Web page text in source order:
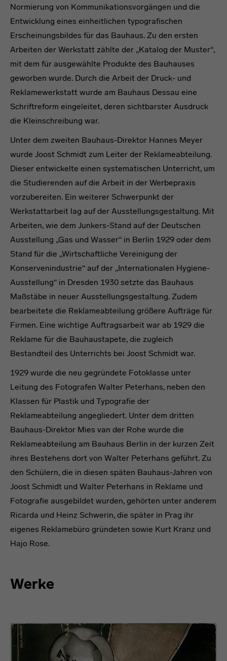
Normierung von Kommunikationsvorgängen und die
Entwicklung eines einheitlichen typografischen
Erscheinungsbildes für das Bauhaus. Zu den ersten
Arbeiten der Werkstatt zählte der „Katalog der Muster“,
mit dem für ausgewählte Produkte des Bauhauses
geworben wurde. Durch die Arbeit der Druck- und
Reklamewerkstatt wurde am Bauhaus Dessau eine
Schriftreform eingeleitet, deren sichtbarster Ausdruck
die Kleinschreibung war.
Unter dem zweiten Bauhaus-Direktor Hannes Meyer
wurde Joost Schmidt zum Leiter der Reklameabteilung.
Dieser entwickelte einen systematischen Unterricht, um
die Studierenden auf die Arbeit in der Werbepraxis
vorzubereiten. Ein weiterer Schwerpunkt der
Werkstattarbeit lag auf der Ausstellungsgestaltung. Mit
Arbeiten, wie dem Junkers-Stand auf der Deutschen
Ausstellung „Gas und Wasser“ in Berlin 1929 oder dem
Stand für die „Wirtschaftliche Vereinigung der
Konservenindustrie“ auf der „Internationalen Hygiene-
Ausstellung“ in Dresden 1930 setzte das Bauhaus
Maßstäbe in neuer Ausstellungsgestaltung. Zudem
bearbeitete die Reklameabteilung größere Aufträge für
Firmen. Eine wichtige Auftragsarbeit war ab 1929 die
Reklame für die Bauhaustapete, die zugleich
Bestandteil des Unterrichts bei Joost Schmidt war.
1929 wurde die neu gegründete Fotoklasse unter
Leitung des Fotografen Walter Peterhans, neben den
Klassen für Plastik und Typografie der
Reklameabteilung angegliedert. Unter dem dritten
Bauhaus-Direktor Mies van der Rohe wurde die
Reklameabteilung am Bauhaus Berlin in der kurzen Zeit
ihres Bestehens dort von Walter Peterhans geführt. Zu
den Schülern, die in diesen späten Bauhaus-Jahren von
Joost Schmidt und Walter Peterhans in Reklame und
Fotografie ausgebildet wurden, gehörten unter anderem
Ricarda und Heinz Schwerin, die später in Prag ihr
eigenes Reklamebüro gründeten sowie Kurt Kranz und
Hajo Rose.
Werke